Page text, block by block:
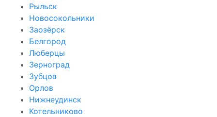
Рыльск
Новосокольники
Заозёрск
Белгород
Люберцы
Зерноград
Зубцов
Орлов
Нижнеудинск
Котельниково